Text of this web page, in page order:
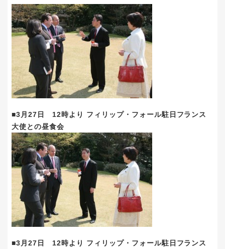
■3月27日 12時より フィリップ・フォール駐日フランス
大使との昼食会
■3月27日 12時より フィリップ・フォール駐日フランス